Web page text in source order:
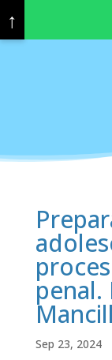
penal.
Sep 23, 2024
↑